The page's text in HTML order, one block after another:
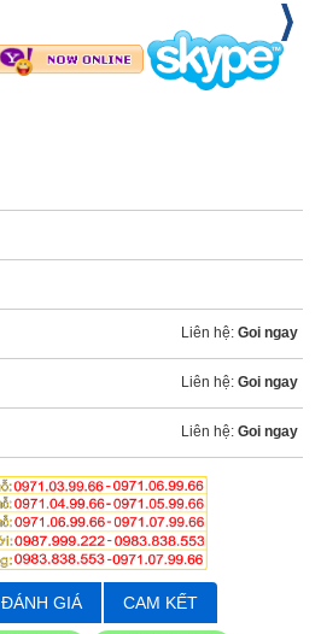
Liên hệ: Goi ngay
Liên hệ: Goi ngay
Liên hệ: Goi ngay
ĐÁNH GIÁ CAM KẾT